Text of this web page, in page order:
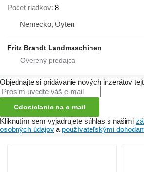
Počet riadkov 8
Nemecko, Oyten
Fritz Brandt Landmaschinen
Objednajte si pridávanie nových inzerátov
Odosielanie na e-mail
Kliknutím sem vyjadrujete súhlas s našimi
osobných údajov a používateľskými